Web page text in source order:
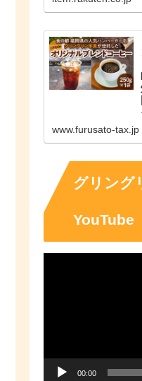
www.furusato-tax.jp
グリング
YouTube
00:00